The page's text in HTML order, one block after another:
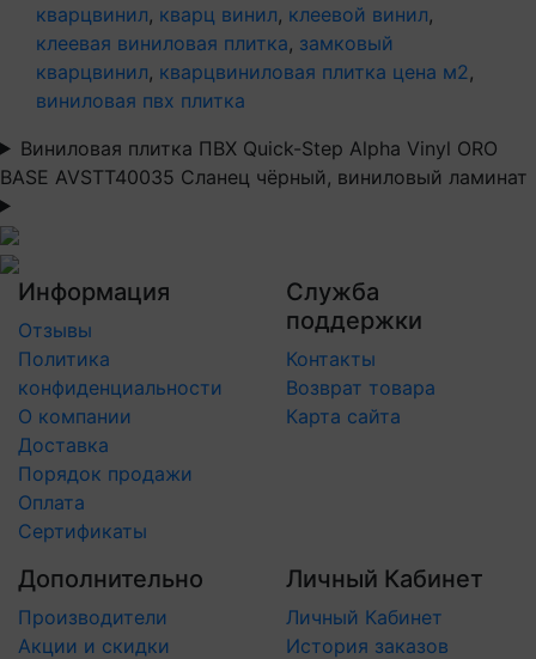
кварцвинил, кварц винил, клеевой винил,
клеевая виниловая плитка, замковый
кварцвинил, кварцвиниловая плитка цена м2 ,
виниловая пвх плитка
Виниловая плитка ПВХ Quick-Step Alpha Vinyl ORO
BASE AVSTT40035 Сланец чёрный, виниловый ламинат
Информация
Отзывы
Политика
конфиденциальности
О компании
Доставка
Порядок продажи
Оплата
Сертификаты
Служба
поддержки
Контакты
Возврат товара
Карта сайта
Дополнительно
Производители
Акции и скидки
Личный Кабинет
Личный Кабинет
История заказов